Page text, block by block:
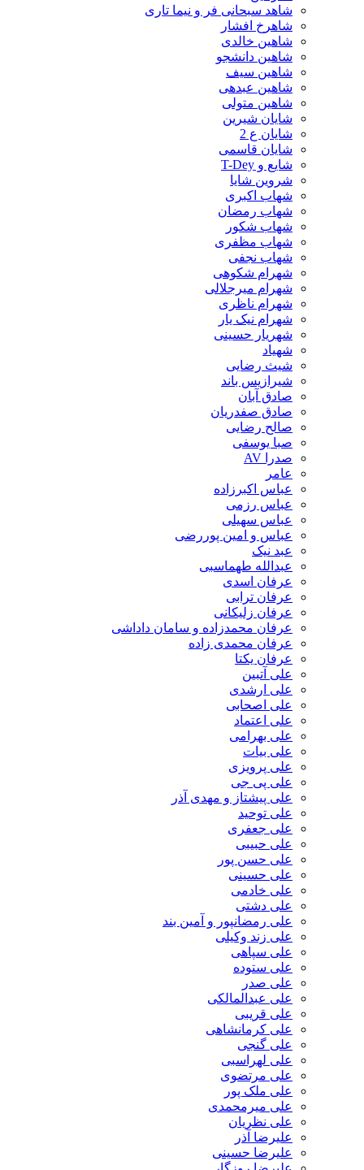
شاهد سبحانی فر و نیما تاری
شاهرخ افشار
شاهین خالدی
شاهین دانشجو
شاهین سیف
شاهین عبدهی
شاهین متولی
شایان شیرین
شایان ع 2
شایان قاسمی
شایع و T-Dey
شروین شایا
شهاب اکبری
شهاب رمضان
شهاب شکور
شهاب مظفری
شهاب نجفی
شهرام شکوهی
شهرام میرجلالی
شهرام ناظری
شهرام نیک یار
شهریار حسینی
شهیاد
شیث رضایی
شیرازیس باند
صادق آبان
صادق صفدریان
صالح رضایی
صبا یوسفی
صدرا AV
عامر
عباس اکبرزاده
عباس رزمی
عباس سهیلی
عباس و امین پوررضی
عبد نیک
عبدالله طهماسبی‎
عرفان اسدی
عرفان ترابی
عرفان زلیکانی
عرفان محمدزاده و سامان داداشی
عرفان محمدی زاده
عرفان یکتا
علی آتبین
علی ارشدی
علی اصحابی
علی اعتماد
علی بهرامی
علی بیات
علی پرویزی
علی پی جی
علی پیشتاز و مهدی آذر
علی توحید
علی جعفری
علی حبیبی
علی حسن پور
علی حسینی
علی خادمی
علی دشتی
علی رمضانپور و آمین بند
علی زند وکیلی
علی سپاهی
علی ستوده
علی صدر
علی عبدالمالکی
علی قریبی
علی کرمانشاهی
علی گنجی
علی لهراسبی
علی مرتضوی
علی ملک پور
علی میرمحمدی
علی نظریان
علیرضا آذر
علیرضا حسینی